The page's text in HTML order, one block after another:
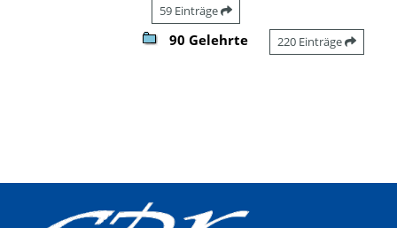
59 Einträge
90 Gelehrte 220 Einträge